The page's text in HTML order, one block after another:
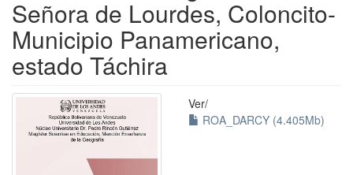
Señora de Lourdes, Coloncito-
Municipio Panamericano,
estado Táchira
Ver/
ROA_DARCY (4.405Mb)